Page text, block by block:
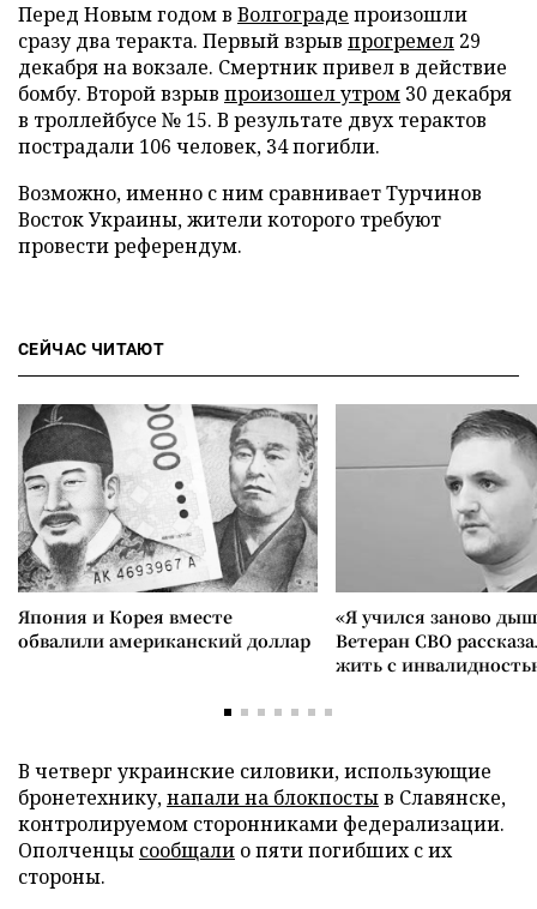
Перед Новым годом в Волгограде произошли
сразу два теракта. Первый взрыв прогремел 29
декабря на вокзале. Смертник привел в действие
бомбу. Второй взрыв произошел утром 30 декабря
в троллейбусе № 15. В результате двух терактов
пострадали 106 человек, 34 погибли.
Возможно, именно с ним сравнивает Турчинов
Восток Украины, жители которого требуют
провести референдум.
СЕЙЧАС ЧИТАЮТ
Япония и Корея вместе
обвалили американский доллар
«Я учился заново
Ветеран СВО
жить с
В четверг украинские силовики, использующие
бронетехнику,напали на блокпостыв Славянске,
контролируемом сторонниками федерализации.
Ополченцы сообщали о пяти погибших с их
стороны.